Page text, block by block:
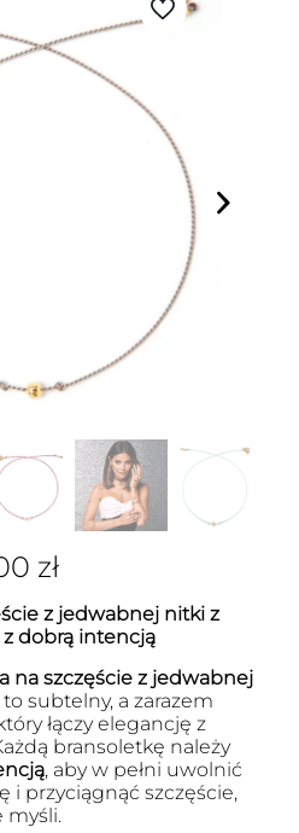
zł
z jedwabnej nitki z
z dobrą intencją
na szczęście z jedwabnej
subtelny, a zarazem
łączy elegancję z
bransoletkę należy
, aby w pełni uwolnić
i przyciągnąć szczęście,
myśli.